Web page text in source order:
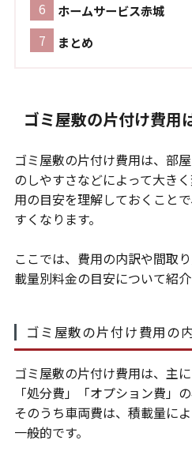
ホームサービス赤城
まとめ
ゴミ屋敷の片付け費用
ゴミ屋敷の片付け費用は、部
のしやすさなどによって大き
用の目安を理解しておくこと
すくなります。
ここでは、費用の内訳や間取
載量別料金の目安について紹介
ゴミ屋敷の片付け費用の
ゴミ屋敷の片付け費用は、主
「処分費」「オプション費」
そのうち車両費は、積載量に
一般的です。